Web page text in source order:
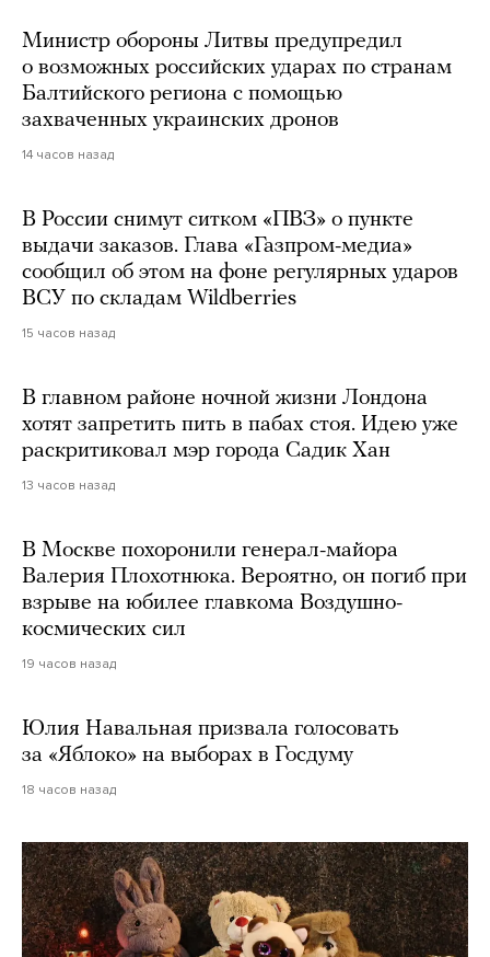
Министр обороны Литвы предупредил
о возможных российских ударах по странам
Балтийского региона с помощью
захваченных украинских дронов
14 часов назад
В России снимут ситком «ПВЗ» о пункте
выдачи заказов. Глава «Газпром-медиа»
сообщил об этом на фоне регулярных ударов
ВСУ по складам Wildberries
15 часов назад
В главном районе ночной жизни Лондона
хотят запретить пить в пабах стоя. Идею уже
раскритиковал мэр города Садик Хан
13 часов назад
В Москве похоронили генерал-майора
Валерия Плохотнюка. Вероятно, он погиб при
взрыве на юбилее главкома Воздушно-
космических сил
19 часов назад
Юлия Навальная призвала голосовать
за «Яблоко» на выборах в Госдуму
18 часов назад